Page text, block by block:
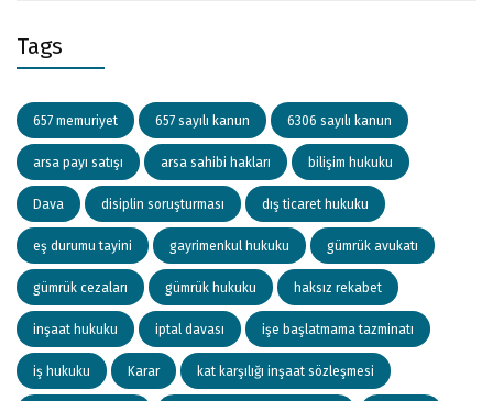
Tags
657 memuriyet 657 sayılı kanun 6306 sayılı kanun
arsa payı satışı arsa sahibi hakları bilişim hukuku
Dava disiplin soruşturması dış ticaret hukuku
eş durumu tayini gayrimenkul hukuku gümrük avukatı
gümrük cezaları gümrük hukuku haksız rekabet
inşaat hukuku iptal davası işe başlatmama tazminatı
iş hukuku Karar kat karşılığı inşaat sözleşmesi